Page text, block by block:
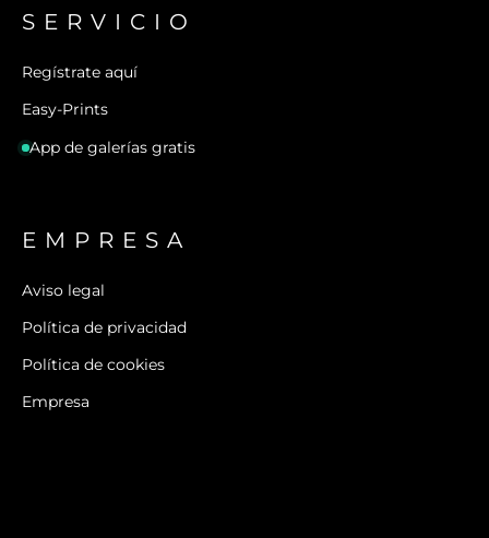
SERVICIO
Regístrate aquí
Easy-Prints
App de galerías gratis
EMPRESA
Aviso legal
Política de privacidad
Política de cookies
Empresa